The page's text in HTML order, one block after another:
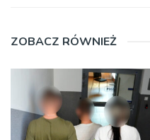
ZOBACZ RÓWNIEŻ